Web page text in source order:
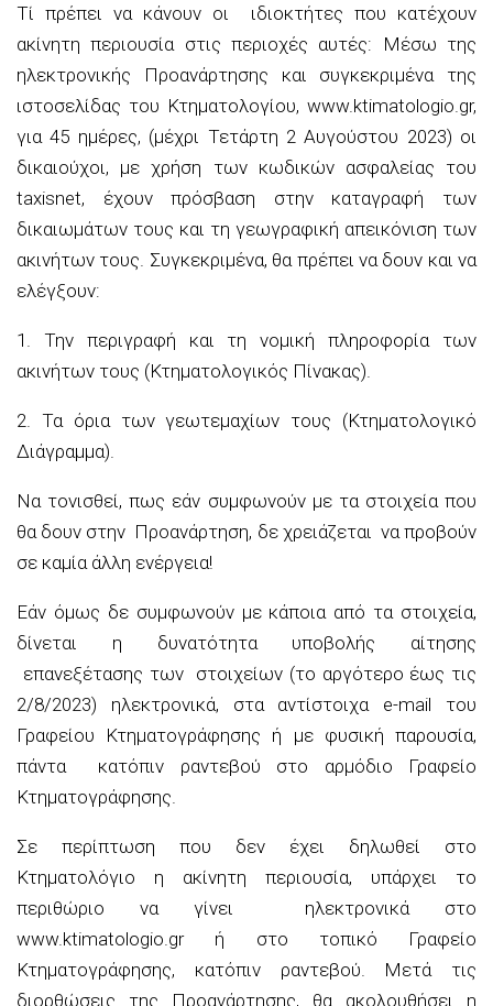
Τί πρέπει να κάνουν οι ιδιοκτήτες που κατέχουν
ακίνητηπεριουσία στιςπεριοχές αυτές:
Μέσω της
ηλεκτρονικής Προανάρτησης και συγκεκριμένα της
ιστοσελίδας του Κτηματολογίου, www.ktimatologio.gr,
για 45 ημέρες, (μέχρι Τετάρτη 2 Αυγούστου 2023) οι
δικαιούχοι, με χρήση των κωδικών ασφαλείας του
taxisnet, έχουν πρόσβαση στην καταγραφή των
δικαιωμάτων τους και τη γεωγραφική απεικόνιση των
ακινήτων τους. Συγκεκριμένα, θα πρέπει να δουν και να
ελέγξουν:
1. Την περιγραφή και τη νομική πληροφορία των
ακινήτων τους (Κτηματολογικός Πίνακας).
2. Τα όρια των γεωτεμαχίων τους (Κτηματολογικό
Διάγραμμα).
Να τονισθεί, πως εάν συμφωνούν με τα στοιχεία που
θα δουν στην Προανάρτηση, δε χρειάζεται να προβούν
σε καμία άλλη ενέργεια!
Εάν όμως δε συμφωνούν με κάποια από τα στοιχεία,
δίνεται η δυνατότητα υποβολής αίτησης
επανεξέτασης των στοιχείων (το αργότερο έως τις
2/8/2023) ηλεκτρονικά, στα αντίστοιχα e-mail του
Γραφείου Κτηματογράφησης ή με φυσική παρουσία,
πάντα κατόπιν ραντεβού στο αρμόδιο Γραφείο
Κτηματογράφησης.
Σε περίπτωση που δεν έχει δηλωθεί στο
Κτηματολόγιο η ακίνητη περιουσία, υπάρχει το
περιθώριο να γίνει ηλεκτρονικά στο
www.ktimatologio.gr ή στο τοπικό Γραφείο
Κτηματογράφησης, κατόπιν ραντεβού. Μετά τις
διορθώσεις της Προανάρτησης, θα ακολουθήσει η